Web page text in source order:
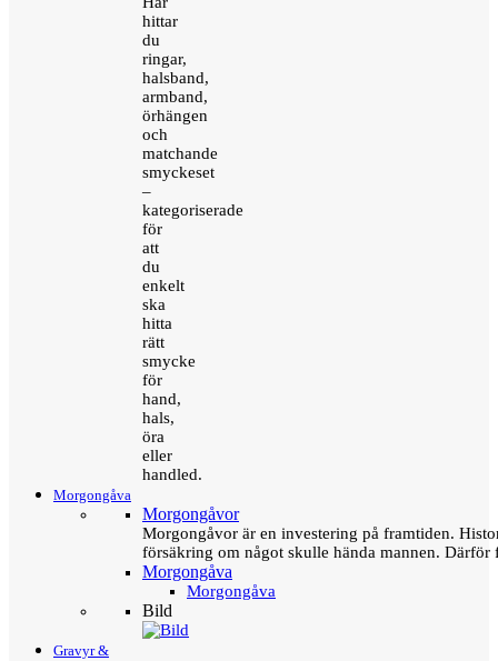
hittar
du
ringar,
halsband,
armband,
örhängen
och
matchande
smyckeset
–
kategoriserade
för
att
du
enkelt
ska
hitta
rätt
smycke
för
hand,
hals,
öra
eller
handled.
Morgongåva
Morgongåvor
Morgongåvor är en investering på framtiden.
försäkring om något skulle hända mannen.
Morgongåva
Morgongåva
Bild
Gravyr &